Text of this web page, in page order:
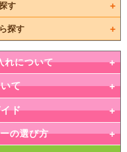
す
探す
れについて
て
ド
の選び方